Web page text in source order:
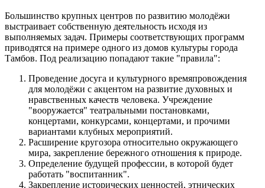
Большинство крупных центров по развитию молодёжи
выстраивает собственную деятельность исходя из
выполняемых задач. Примеры соответствующих программ
приводятся на примере одного из домов культуры города
Тамбов. Под реализацию попадают такие "правила":
Проведение досуга и культурного времяпровождения
для молодёжи с акцентом на развитие духовных и
нравственных качеств человека. Учреждение
"вооружается" театральными постановками,
концертами, конкурсами, концертами, и прочими
вариантами клубных мероприятий.
Расширение кругозора относительно окружающего
мира, закрепление бережного отношения к природе.
Определение будущей профессии, в которой будет
работать "воспитанник".
Закрепление исторических ценностей, этнических